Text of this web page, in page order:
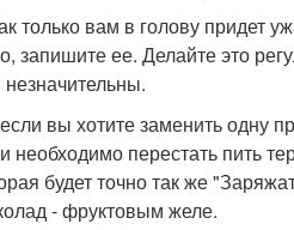
только вам в голову придет
запишите ее. Делайте это
вы хотите заменить одну
необходимо перестать пить
будет точно так же
- фруктовым желе.